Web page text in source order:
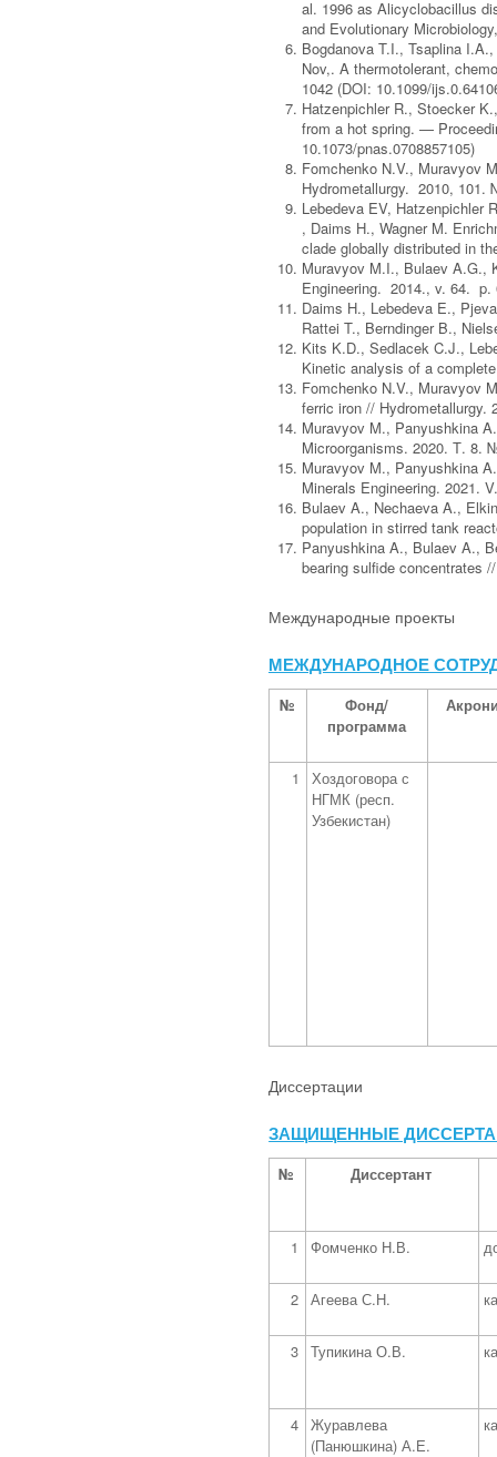
al. 1996 as Alicyclobacillus
and Evolutionary
Bogdanova T.I., Tsaplina
Nov,. A thermotolerant,
1042 (DOI: 10.1099/
Hatzenpichler R., Stoecker
from a hot spring. —
10.1073/pnas.0708857105)
Fomchenko N.V., Muravyov
Hydrometallurgy. 2010, 101.
Lebedeva EV, Hatzenpichler
, Daims H., Wagner M.
clade globally distributed in
Muravyov M.I., Bulaev A.G.,
Engineering. 2014., v. 64. p.
Daims H., Lebedeva E.,
Rattei T., Berndinger B.,
Kits K.D., Sedlacek C.J.,
Kinetic analysis of a
Fomchenko N.V., Muravyov
ferric iron // Hydrometallurgy.
Muravyov M., Panyushkina
Microorganisms. 2020. Т. 8.
Muravyov M., Panyushkina
Minerals Engineering. 2021.
Bulaev A., Nechaeva A.,
population in stirred tank
Panyushkina A., Bulaev A.,
bearing sulfide concentrates
Международные проекты
МЕЖДУНАРОДНОЕ
№
Фонд/
программа
1
Хоздоговора с
НГМК (респ.
Узбекистан)
Диссертации
ЗАЩИЩЕННЫЕ
№ Диссертант
1 Фомченко Н.В.
2 Агеева С.Н.
3 Тупикина О.В.
4 Журавлева
(Панюшкина) А.Е.